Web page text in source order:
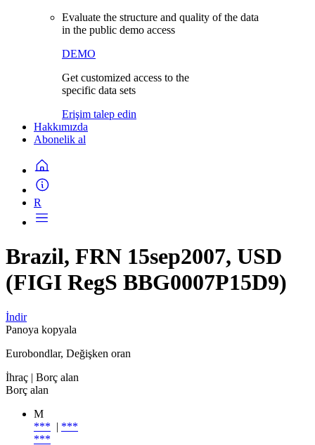
Evaluate the structure and quality of the data
in the public demo access
DEMO
Get customized access to the
specific data sets
Erişim talep edin
Hakkımızda
Abonelik al
R
Brazil, FRN 15sep2007, USD
(FIGI RegS BBG0007P15D9)
İndir
Panoya kopyala
Eurobondlar, Değişken oran
İhraç | Borç alan
Borç alan
M
*** | ***
***